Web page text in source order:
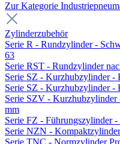
Zur Kategorie
Zylinderzubehör
Serie R - Rundzylinder -
63
Serie RST - Rundzylinder
Serie SZ - Kurzhubzylinder
Serie SZ - Kurzhubzylinder -
Serie SZV -
mm
Serie FZ - Führungszylinder
Serie NZN - Kompaktzylinder